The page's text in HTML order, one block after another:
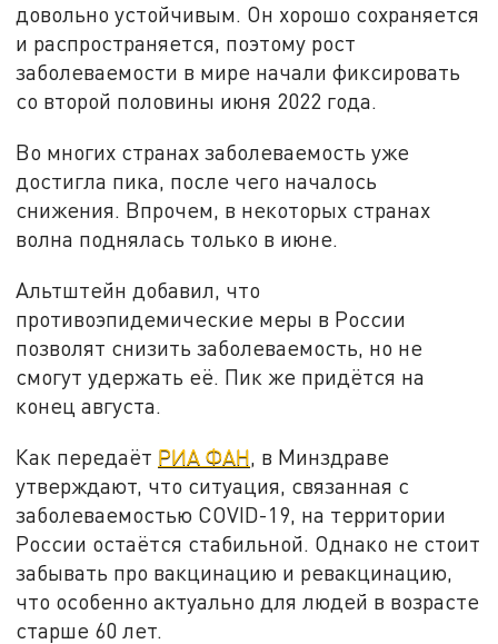
довольно устойчивым. Он хорошо сохраняется
и распространяется, поэтому рост
заболеваемости в мире начали фиксировать
со второй половины июня 2022 года.
Во многих странах заболеваемость уже
достигла пика, после чего началось
снижения. Впрочем, в некоторых странах
волна поднялась только в июне.
Альтштейн добавил, что
противоэпидемические меры в России
позволят снизить заболеваемость, но не
смогут удержать её. Пик же придётся на
конец августа.
Как передаёт РИА ФАН , в Минздраве
утверждают, что ситуация, связанная с
заболеваемостью COVID-19, на территории
России остаётся стабильной. Однако не стоит
забывать про вакцинацию и ревакцинацию,
что особенно актуально для людей в возрасте
старше 60 лет.